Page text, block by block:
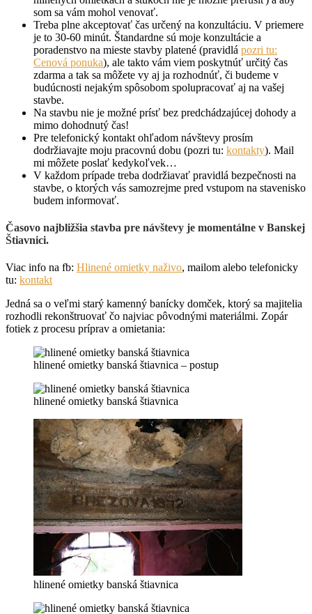
som sa vám mohol venovať.
Treba plne akceptovať čas určený na konzultáciu. V priemere
je to 30-60 minút. Štandardne sú moje konzultácie a
poradenstvo na mieste stavby platené (pravidlá pozri tu:
Cenová ponuka), ale takto vám viem poskytnúť určitý čas
zdarma a tak sa môžete vy aj ja rozhodnúť, či budeme v
budúcnosti nejakým spôsobom spolupracovať aj na vašej
stavbe.
Na stavbu nie je možné prísť bez predchádzajúcej dohody a
mimo dohodnutý čas!
Pre telefonický kontakt ohľadom návštevy prosím
dodržiavajte moju pracovnú dobu (pozri tu: kontakty). Mail
mi môžete poslať kedykoľvek…
V každom prípade treba dodržiavať pravidlá bezpečnosti na
stavbe, o ktorých vás samozrejme pred vstupom na stavenisko
budem informovať.
Časovo najbližšia stavba pre návštevy je momentálne v Banskej
Štiavnici.
Viac info na fb: Hlinené omietky naživo, mailom alebo telefonicky
tu: kontakt
Jedná sa o veľmi starý kamenný banícky domček, ktorý sa majitelia
rozhodli rekonštruovať čo najviac pôvodnými materiálmi. Zopár
fotiek z procesu príprav a omietania:
hlinené omietky banská štiavnica – postup
hlinené omietky banská štiavnica
hlinené omietky banská štiavnica